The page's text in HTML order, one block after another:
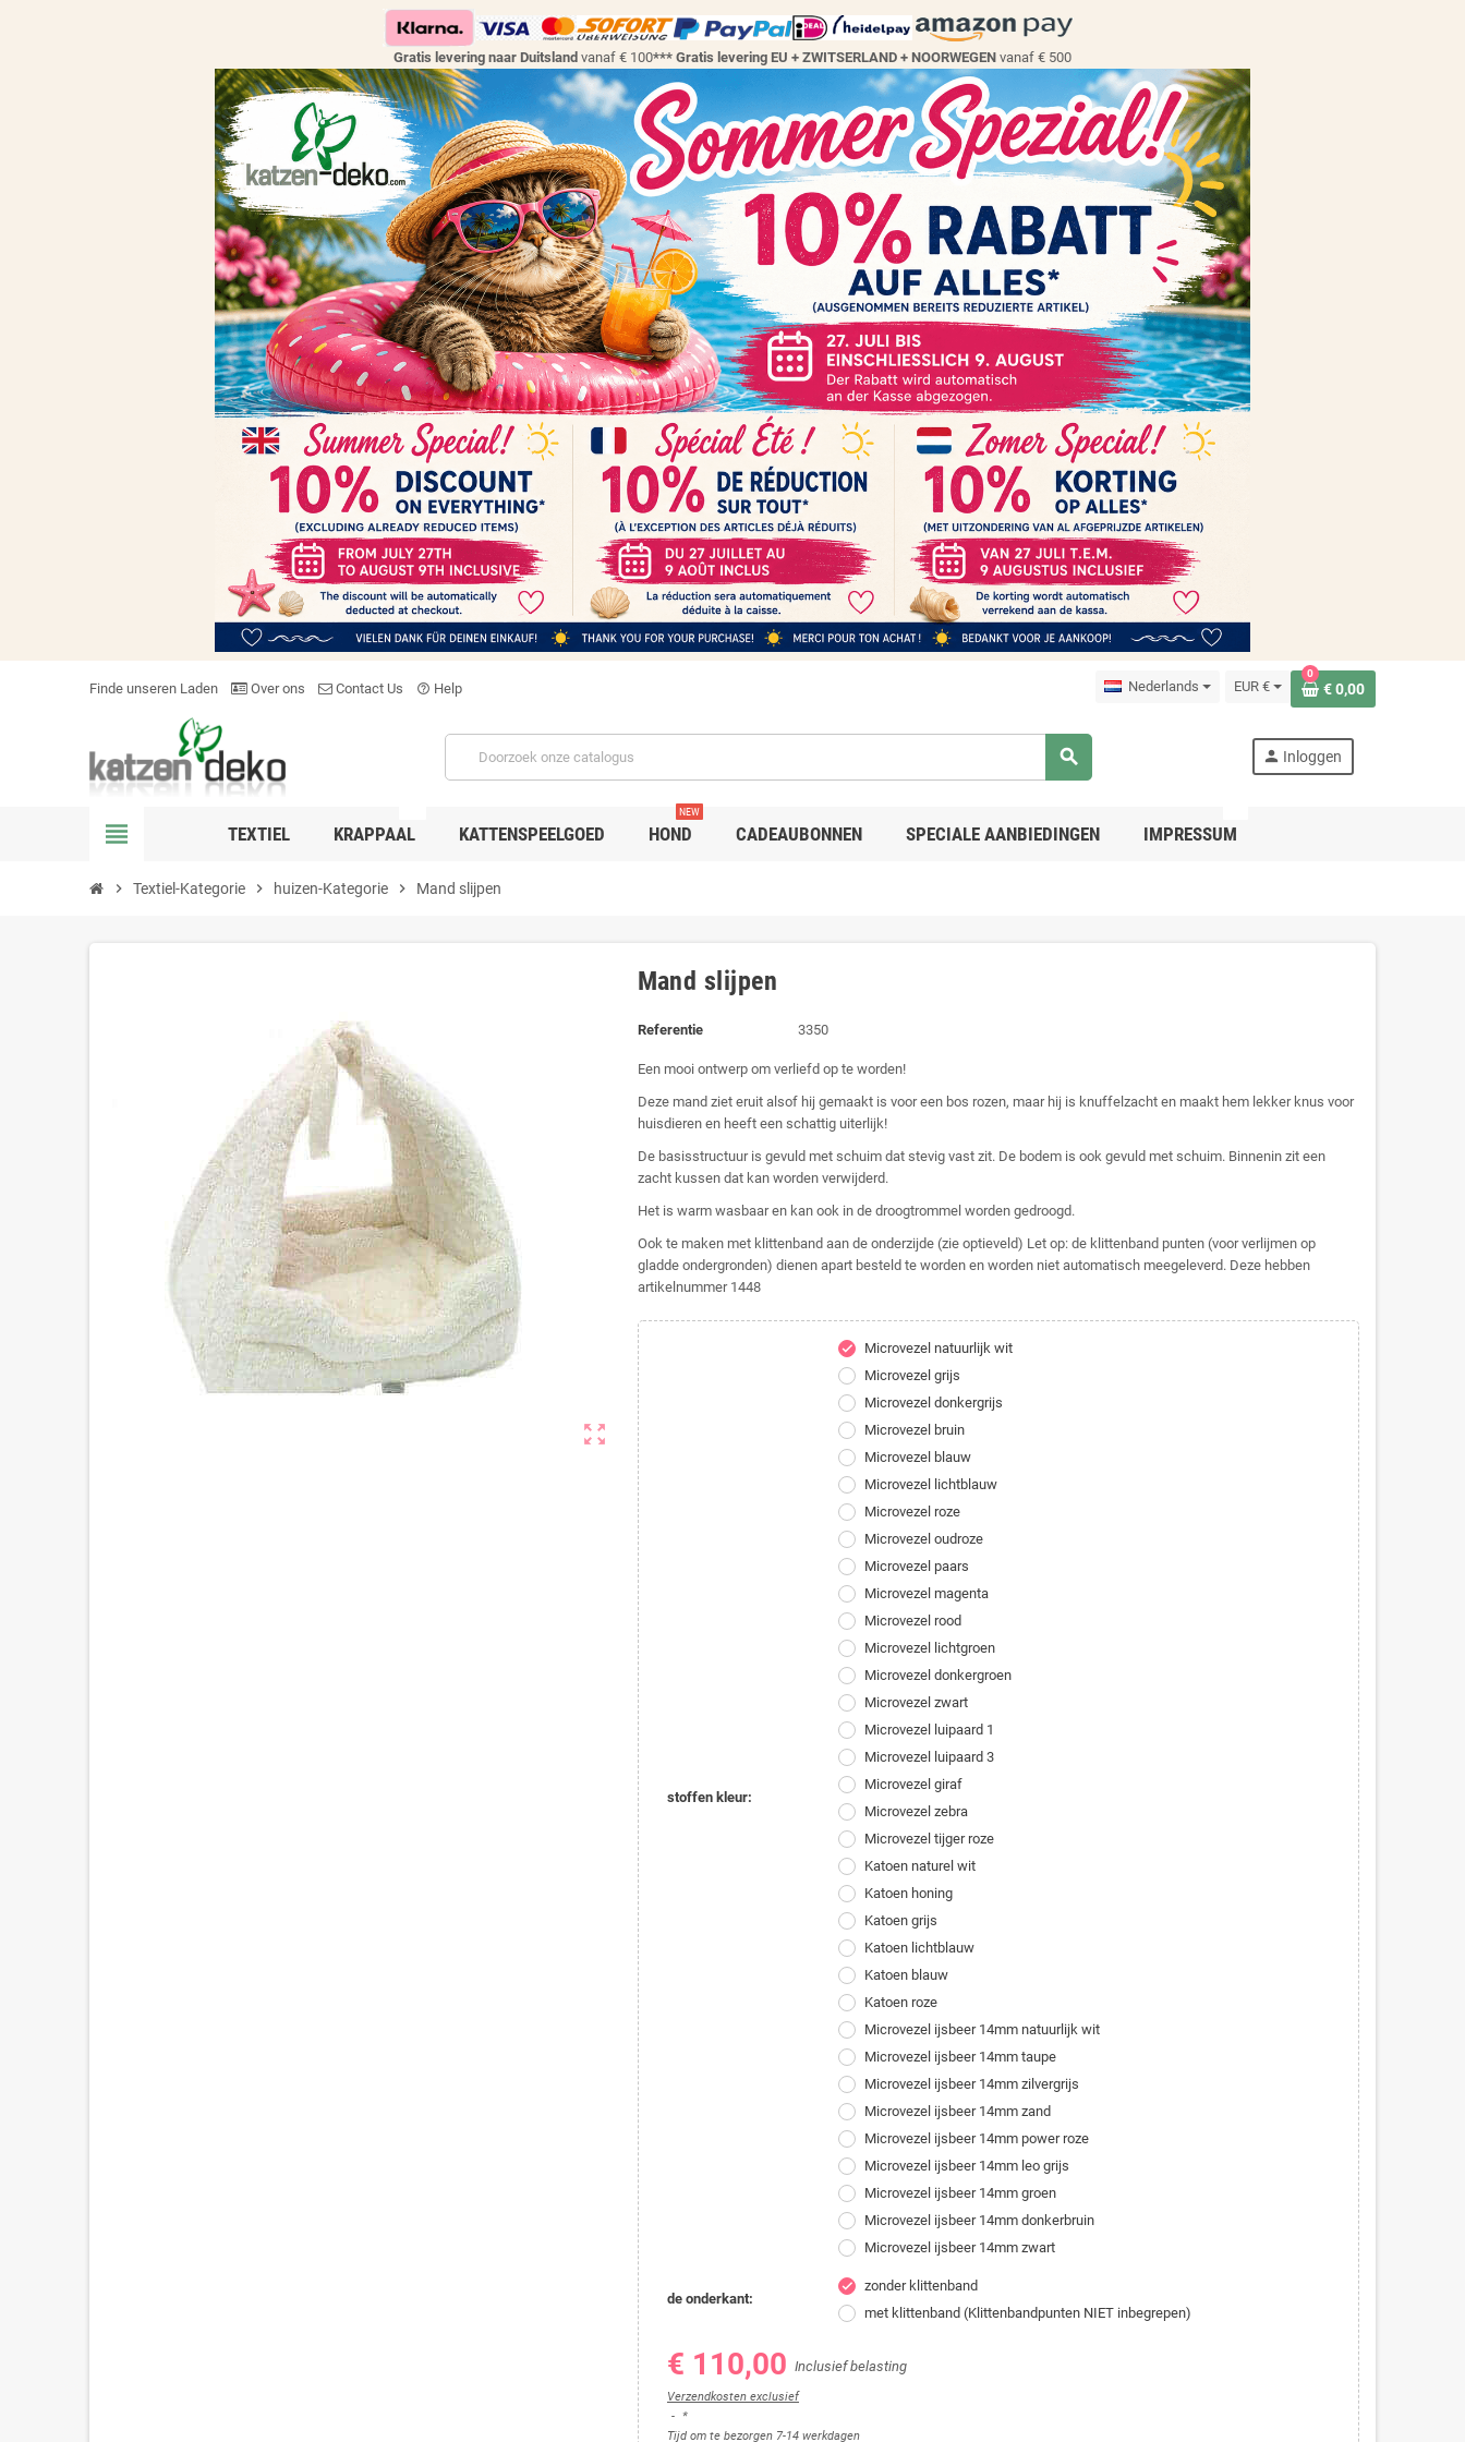
Gratis levering naar Duitsland vanaf € 100*** Gratis levering EU + ZWITSERLAND + NOORWEGEN vanaf € 500
Finde unseren Laden Over ons Contact Us help_outline Help Nederlands EUR €
0
€ 0,00
search person Inloggen
view_headline TEXTIEL KRAPPAAL KATTENSPEELGOED HOND
NEW
CADEAUBONNEN SPECIALE AANBIEDINGEN IMPRESSUM
chevron_right Textiel-Kategorie chevron_right huizen-Kategorie chevron_right Mand slijpen
zoom_out_map
Mand slijpen
Referentie 3350
Een mooi ontwerp om verliefd op te worden!
Deze mand ziet eruit alsof hij gemaakt is voor een bos rozen, maar hij is knuffelzacht en maakt hem lekker knus voor
huisdieren en heeft een schattig uiterlijk!
De basisstructuur is gevuld met schuim dat stevig vast zit. De bodem is ook gevuld met schuim. Binnenin zit een
zacht kussen dat kan worden verwijderd.
Het is warm wasbaar en kan ook in de droogtrommel worden gedroogd.
Ook te maken met klittenband aan de onderzijde (zie optieveld) Let op: de klittenband punten (voor verlijmen op
gladde ondergronden) dienen apart besteld te worden en worden niet automatisch meegeleverd. Deze hebben
artikelnummer 1448
stoffen kleur:
check
Microvezel natuurlijk wit
Microvezel grijs
Microvezel donkergrijs
Microvezel bruin
Microvezel blauw
Microvezel lichtblauw
Microvezel roze
Microvezel oudroze
Microvezel paars
Microvezel magenta
Microvezel rood
Microvezel lichtgroen
Microvezel donkergroen
Microvezel zwart
Microvezel luipaard 1
Microvezel luipaard 3
Microvezel giraf
Microvezel zebra
Microvezel tijger roze
Katoen naturel wit
Katoen honing
Katoen grijs
Katoen lichtblauw
Katoen blauw
Katoen roze
Microvezel ijsbeer 14mm natuurlijk wit
Microvezel ijsbeer 14mm taupe
Microvezel ijsbeer 14mm zilvergrijs
Microvezel ijsbeer 14mm zand
Microvezel ijsbeer 14mm power roze
Microvezel ijsbeer 14mm leo grijs
Microvezel ijsbeer 14mm groen
Microvezel ijsbeer 14mm donkerbruin
Microvezel ijsbeer 14mm zwart
de onderkant:
check
zonder klittenband
met klittenband (Klittenbandpunten NIET inbegrepen)
€ 110,00 Inclusief belasting
Verzendkosten exclusief
*
Tijd om te bezorgen 7-14 werkdagen